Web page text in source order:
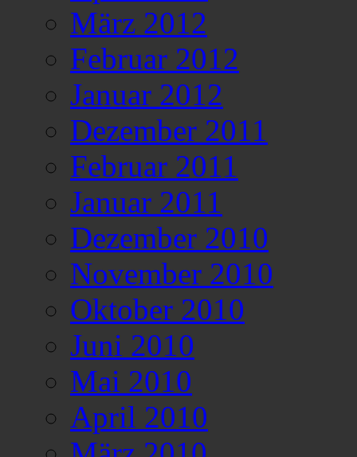
März 2012
Februar 2012
Januar 2012
Dezember 2011
Februar 2011
Januar 2011
Dezember 2010
November 2010
Oktober 2010
Juni 2010
Mai 2010
April 2010